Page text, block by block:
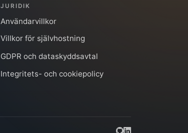
JURIDIK
Användarvillkor
Villkor för självhostning
GDPR och dataskyddsavtal
Integritets- och cookiepolicy